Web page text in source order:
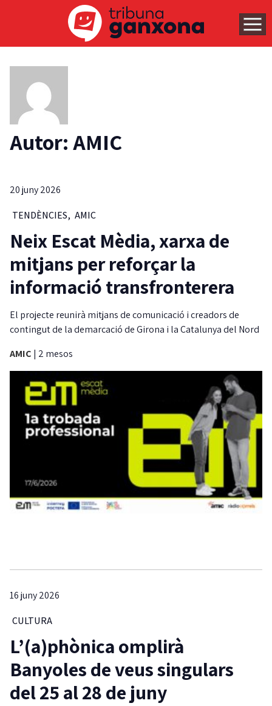
Autor: AMIC
20 juny 2026
TENDÈNCIES, AMIC
Neix Escat Mèdia, xarxa de
mitjans per reforçar la
informació transfronterera
El projecte reunirà mitjans de comunicació i creadors de
contingut de la demarcació de Girona i la Catalunya del Nord
AMIC | 2 mesos
16 juny 2026
CULTURA
L’(a)phònica omplirà
Banyoles de veus singulars
del 25 al 28 de juny